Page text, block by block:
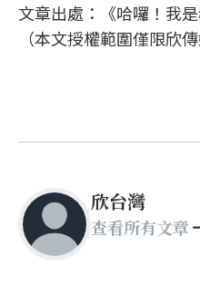
文章出處：《哈囉！我
（本文授權範圍僅限欣
欣台灣
查看所有文章